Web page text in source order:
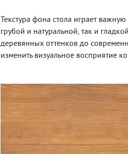
Текстура фона стола играет
грубой и натуральной, так и
деревянных оттенков до
изменить визуальное восприятие